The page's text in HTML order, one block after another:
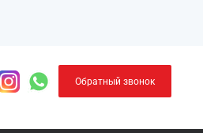
Обратный звонок